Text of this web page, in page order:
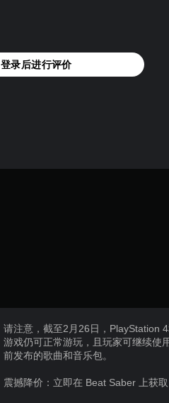
登录后进行评价
请注意，截至2月26日，PlayStation
游戏仍可正常游玩，且玩家可继续使
前发布的歌曲和音乐包。
震撼降价：立即在 Beat Saber 上获取